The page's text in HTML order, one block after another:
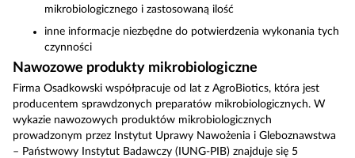
mikrobiologicznego i zastosowaną ilość
inne informacje niezbędne do potwierdzenia wykonania tych
czynności
Nawozowe produkty mikrobiologiczne
Firma Osadkowski współpracuje od lat z AgroBiotics, która jest
producentem sprawdzonych preparatów mikrobiologicznych. W
wykazie nawozowych produktów mikrobiologicznych
prowadzonym przez Instytut Uprawy Nawożenia i Gleboznawstwa
– Państwowy Instytut Badawczy (IUNG-PIB) znajduje się 5